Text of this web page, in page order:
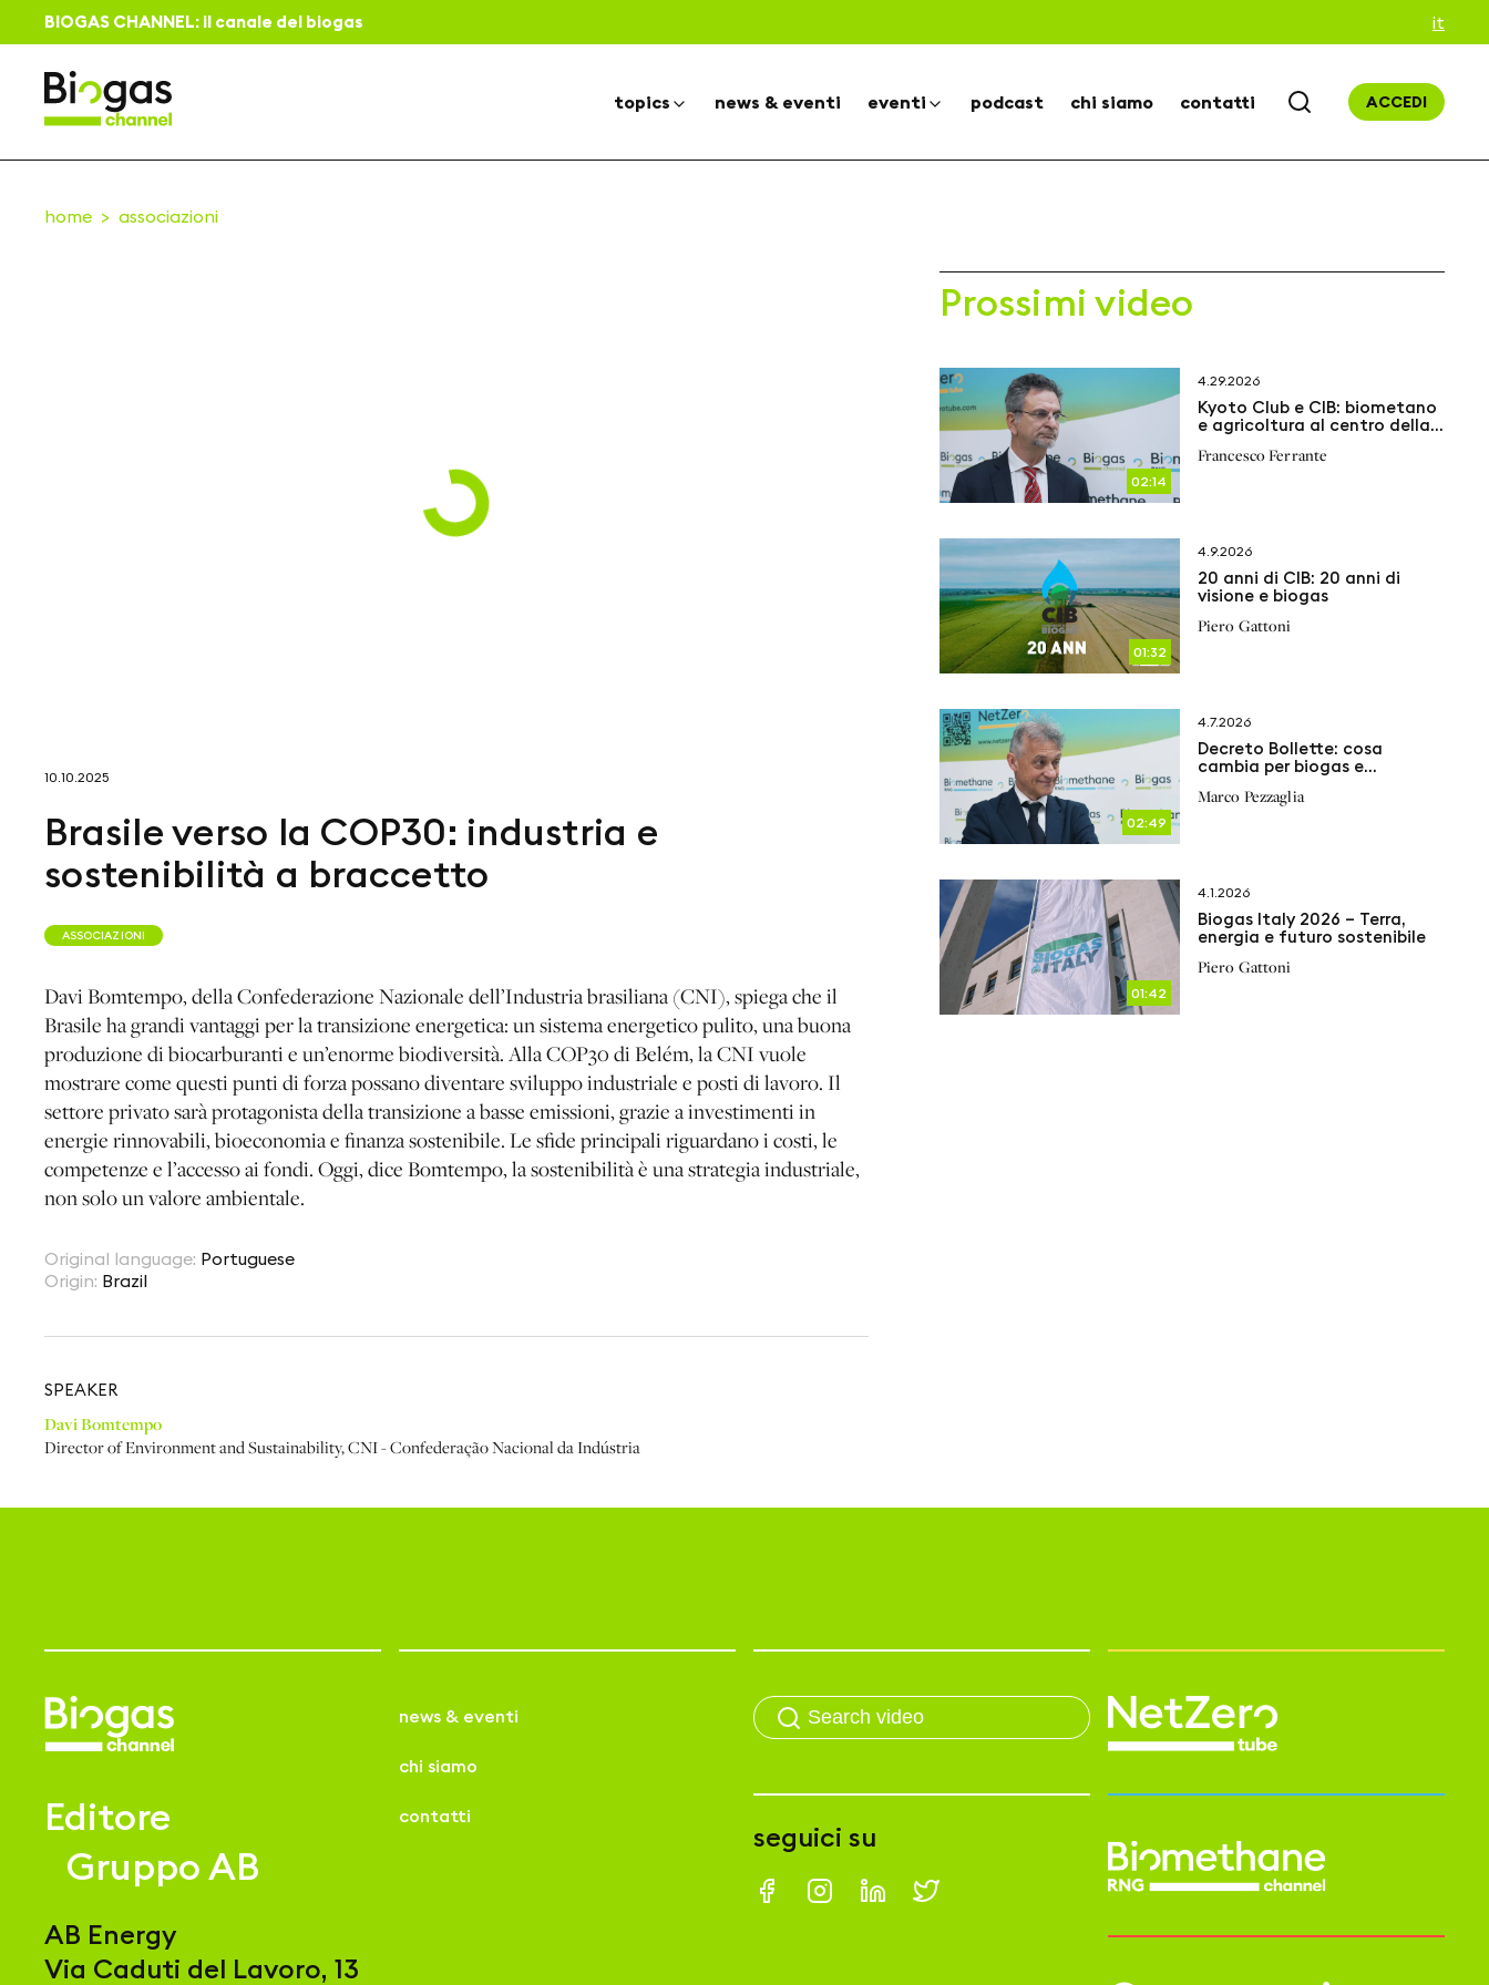
BIOGAS CHANNEL: il canale del biogas it
topics news & eventi eventi podcast chi siamo contatti ACCEDI
home associazioni
10.10.2025
Brasile verso la COP30: industria e
sostenibilità a braccetto
ASSOCIAZIONI
Davi Bomtempo, della Confederazione Nazionale dell’Industria brasiliana (CNI), spiega che il
Brasile ha grandi vantaggi per la transizione energetica: un sistema energetico pulito, una buona
produzione di biocarburanti e un’enorme biodiversità. Alla COP30 di Belém, la CNI vuole
mostrare come questi punti di forza possano diventare sviluppo industriale e posti di lavoro. Il
settore privato sarà protagonista della transizione a basse emissioni, grazie a investimenti in
energie rinnovabili, bioeconomia e finanza sostenibile. Le sfide principali riguardano i costi, le
competenze e l’accesso ai fondi. Oggi, dice Bomtempo, la sostenibilità è una strategia industriale,
non solo un valore ambientale.
Original language: Portuguese
Origin: Brazil
SPEAKER
Davi Bomtempo
Director of Environment and Sustainability,CNI - Confederação Nacional da Indústria
Prossimi video
02:14
4.29.2026
Kyoto Club e CIB: biometano
e agricoltura al centro della
Francesco Ferrante
01:32
4.9.2026
20 anni di CIB: 20 anni di
visione e biogas
Piero Gattoni
02:49
4.7.2026
Decreto Bollette: cosa
cambia per biogas e
Marco Pezzaglia
01:42
4.1.2026
Biogas Italy 2026 – Terra,
energia e futuro sostenibile
Piero Gattoni
Editore
Gruppo AB
AB Energy
Via Caduti del Lavoro, 13
news & eventi
chi siamo
contatti
seguici su